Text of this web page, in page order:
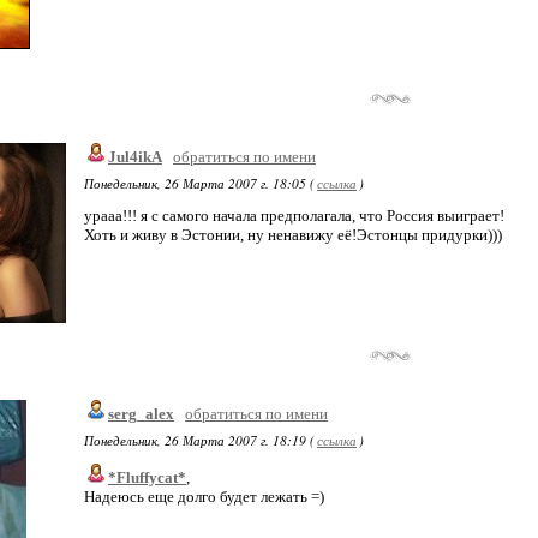
Jul4ikA обратиться по имени
Понедельник, 26 Марта 2007 г. 18:05 (ссылка )
урааа!!! я с самого начала предполагала, что Россия выиграет!
Хоть и живу в Эстонии, ну ненавижу её!Эстонцы придурки)))
serg_alex обратиться по имени
Понедельник, 26 Марта 2007 г. 18:19 (ссылка )
*Fluffycat*,
Надеюсь еще долго будет лежать =)